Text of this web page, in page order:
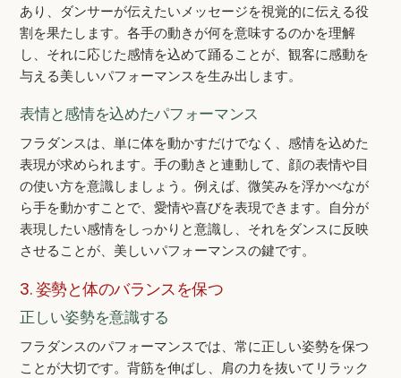
あり、ダンサーが伝えたいメッセージを視覚的に伝える役
割を果たします。各手の動きが何を意味するのかを理解
し、それに応じた感情を込めて踊ることが、観客に感動を
与える美しいパフォーマンスを生み出します。
表情と感情を込めたパフォーマンス
フラダンスは、単に体を動かすだけでなく、感情を込めた
表現が求められます。手の動きと連動して、顔の表情や目
の使い方を意識しましょう。例えば、微笑みを浮かべなが
ら手を動かすことで、愛情や喜びを表現できます。自分が
表現したい感情をしっかりと意識し、それをダンスに反映
させることが、美しいパフォーマンスの鍵です。
3. 姿勢と体のバランスを保つ
正しい姿勢を意識する
フラダンスのパフォーマンスでは、常に正しい姿勢を保つ
ことが大切です。背筋を伸ばし、肩の力を抜いてリラック